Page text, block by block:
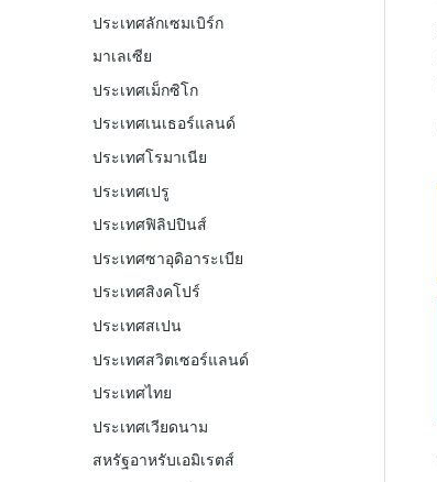
ประเทศลักเซมเบิร์ก
มาเลเซีย
ประเทศเม็กซิโก
ประเทศเนเธอร์แลนด์
ประเทศโรมาเนีย
ประเทศเปรู
ประเทศฟิลิปปินส์
ประเทศซาอุดิอาระเบีย
ประเทศสิงคโปร์
ประเทศสเปน
ประเทศสวิตเซอร์แลนด์
ประเทศไทย
ประเทศเวียดนาม
สหรัฐอาหรับเอมิเรตส์